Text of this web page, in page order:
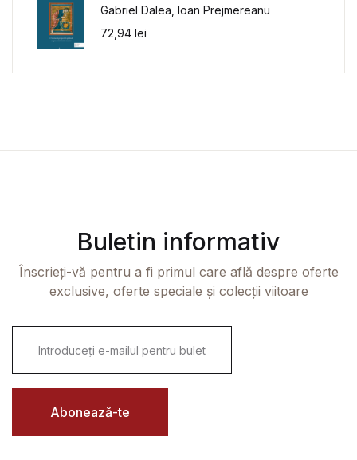
Gabriel Dalea, Ioan Prejmereanu
72,94 lei
Buletin informativ
Înscrieți-vă pentru a fi primul care află despre oferte
exclusive, oferte speciale și colecții viitoare
i
l
Abonează-te